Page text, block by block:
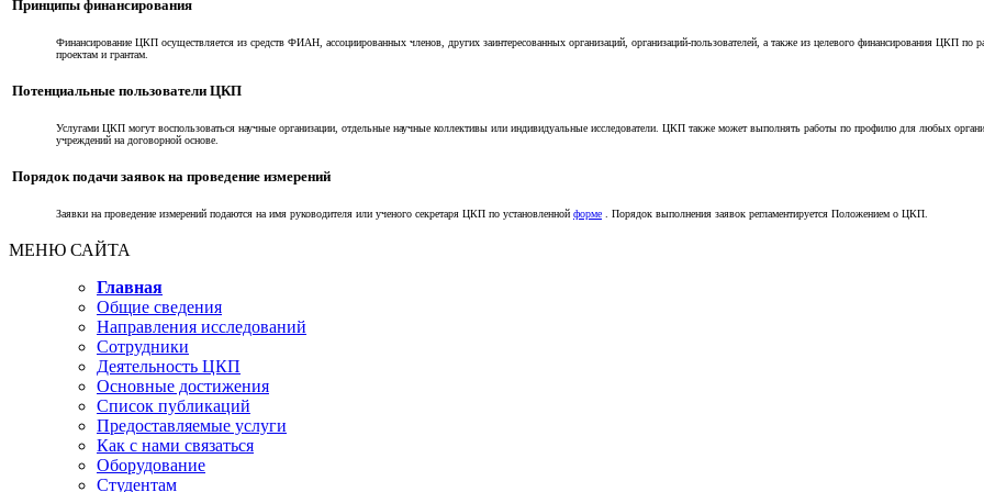
Принципы финансирования
Финансирование ЦКП осуществляется из средств ФИАН, ассоциированных членов, других заинтересованных организаций, организаций-пользователей, а также из целевого финансирования ЦКП по
проектам и грантам.
Потенциальные пользователи ЦКП
Услугами ЦКП могут воспользоваться научные организации, отдельные научные коллективы или индивидуальные исследователи. ЦКП также может выполнять работы по профилю для любых
учреждений на договорной основе.
Порядок подачи заявок на проведение измерений
Заявки на проведение измерений подаются на имя руководителя или ученого секретаря ЦКП по установленной форме . Порядок выполнения заявок регламентируется Положением о ЦКП.
МЕНЮ САЙТА
Главная
Общие сведения
Направления исследований
Сотрудники
Деятельность ЦКП
Основные достижения
Список публикаций
Предоставляемые услуги
Как с нами связаться
Оборудование
Студентам